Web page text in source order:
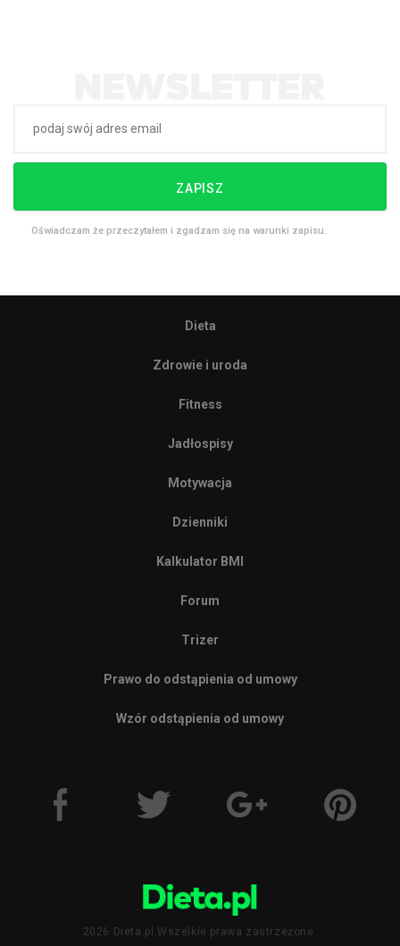
ZAPISZ
Oświadczam że przeczytałem i zgadzam się na warunki zapisu.
Dieta
Zdrowie i uroda
Fitness
Jadłospisy
Motywacja
Dzienniki
Kalkulator BMI
Forum
Trizer
Prawo do odstąpienia od umowy
Wzór odstąpienia od umowy
2026 Dieta.pl Wszelkie prawa zastrzeżone.